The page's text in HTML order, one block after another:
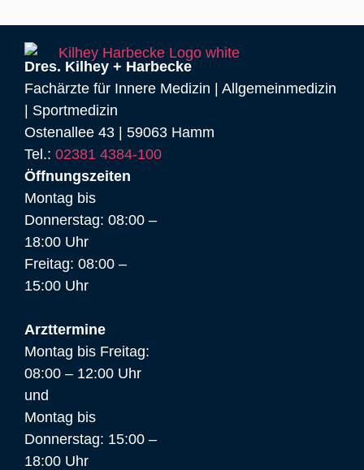
Dres. Kilhey + Harbecke
Fachärzte für Innere Medizin | Allgemeinmedizin
| Sportmedizin
Ostenallee 43 | 59063 Hamm
Tel.: 02381 4384-100
Öffnungszeiten
Montag bis
Donnerstag: 08:00 –
18:00 Uhr
Freitag: 08:00 –
15:00 Uhr
Arzttermine
Montag bis Freitag:
08:00 – 12:00 Uhr
und
Montag bis
Donnerstag: 15:00 –
18:00 Uhr